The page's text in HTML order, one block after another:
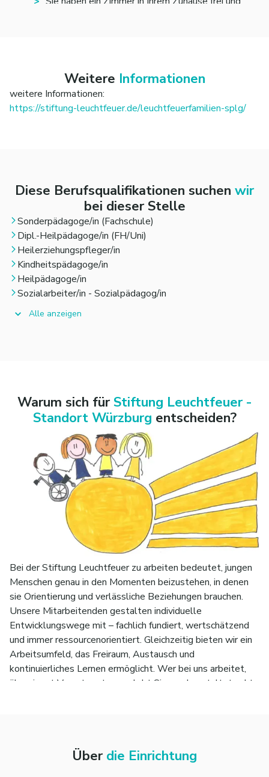
Weitere Informationen
https://stiftung-leuchtfeuer.de/leuchtfeuerfamilien-splg/
Diese Berufsqualifikationen suchen wir
bei dieser Stelle
Sonderpädagoge/in (Fachschule)
Dipl.-Heilpädagoge/in (FH/Uni)
Heilerziehungspfleger/in
Kindheitspädagoge/in
Heilpädagoge/in
Sozialarbeiter/in - Sozialpädagog/in
Alle anzeigen
Warum sich für Stiftung Leuchtfeuer -
Standort Würzburg entscheiden?
Bei der Stiftung Leuchtfeuer zu arbeiten bedeutet, jungen
Menschen genau in den Momenten beizustehen, in denen
sie Orientierung und verlässliche Beziehungen brauchen.
Unsere Mitarbeitenden gestalten individuelle
Entwicklungswege mit – fachlich fundiert, wertschätzend
und immer ressourcenorientiert. Gleichzeitig bieten wir ein
Arbeitsumfeld, das Freiraum, Austausch und
kontinuierliches Lernen ermöglicht. Wer bei uns arbeitet,
übernimmt Verantwortung, erlebt Sinn und gestaltet echte
Über die Einrichtung